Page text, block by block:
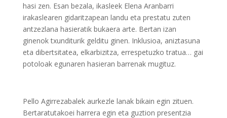
hasi zen. Esan bezala, ikasleek Elena Aranbarri
irakaslearen gidaritzapean landu eta prestatu zuten
antzezlana hasieratik bukaera arte. Bertan izan
ginenok txunditurik gelditu ginen. Inklusioa, aniztasuna
eta dibertsitatea, elkarbizitza, errespetuzko tratua… gai
potoloak egunaren hasieran barrenak mugituz.
Pello Agirrezabalek aurkezle lanak bikain egin zituen.
Bertaratutakoei harrera egin eta guztion presentzia